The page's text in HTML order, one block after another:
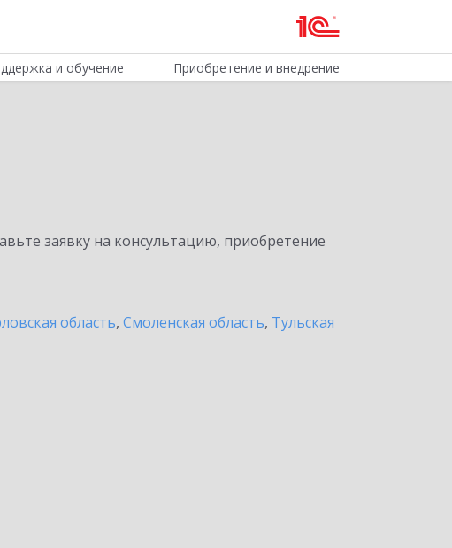
и обучение Приобретение и внедрение
заявку на консультацию, приобретение
область, Смоленская область, Тульская